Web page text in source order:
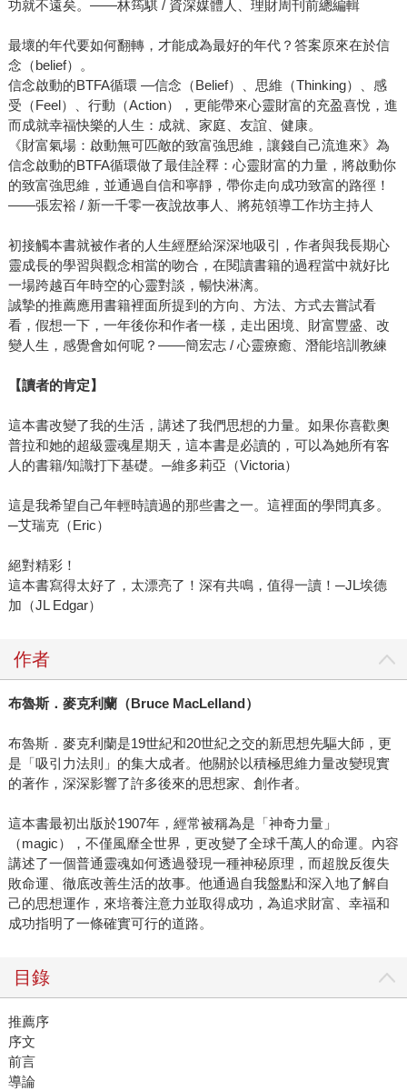
功就不遠矣。——林筠騏 / 資深媒體人、理財周刊前總編輯
最壞的年代要如何翻轉，才能成為最好的年代？答案原來在於信
念（belief）。
信念啟動的BTFA循環 —信念（Belief）、思維（Thinking）、感
受（Feel）、行動（Action），更能帶來心靈財富的充盈喜悅，進
而成就幸福快樂的人生：成就、家庭、友誼、健康。
《財富氣場：啟動無可匹敵的致富強思維，讓錢自己流進來》為
信念啟動的BTFA循環做了最佳詮釋：心靈財富的力量，將啟動你
的致富強思維，並通過自信和寧靜，帶你走向成功致富的路徑！
——張宏裕 / 新一千零一夜說故事人、將苑領導工作坊主持人
初接觸本書就被作者的人生經歷給深深地吸引，作者與我長期心
靈成長的學習與觀念相當的吻合，在閱讀書籍的過程當中就好比
一場跨越百年時空的心靈對談，暢快淋漓。
誠摯的推薦應用書籍裡面所提到的方向、方法、方式去嘗試看
看，假想一下，一年後你和作者一樣，走出困境、財富豐盛、改
變人生，感覺會如何呢？——簡宏志 / 心靈療癒、潛能培訓教練
【讀者的肯定】
這本書改變了我的生活，講述了我們思想的力量。如果你喜歡奧
普拉和她的超級靈魂星期天，這本書是必讀的，可以為她所有客
人的書籍/知識打下基礎。─維多莉亞（Victoria）
這是我希望自己年輕時讀過的那些書之一。這裡面的學問真多。
─艾瑞克（Eric）
絕對精彩！
這本書寫得太好了，太漂亮了！深有共鳴，值得一讀！─JL埃德
加（JL Edgar）
作者
布魯斯．麥克利蘭（Bruce MacLelland）
布魯斯．麥克利蘭是19世紀和20世紀之交的新思想先驅大師，更
是「吸引力法則」的集大成者。他關於以積極思維力量改變現實
的著作，深深影響了許多後來的思想家、創作者。
這本書最初出版於1907年，經常被稱為是「神奇力量」
（magic），不僅風靡全世界，更改變了全球千萬人的命運。內容
講述了一個普通靈魂如何透過發現一種神秘原理，而超脫反復失
敗命運、徹底改善生活的故事。他通過自我盤點和深入地了解自
己的思想運作，來培養注意力並取得成功，為追求財富、幸福和
成功指明了一條確實可行的道路。
目錄
推薦序
序文
前言
導論